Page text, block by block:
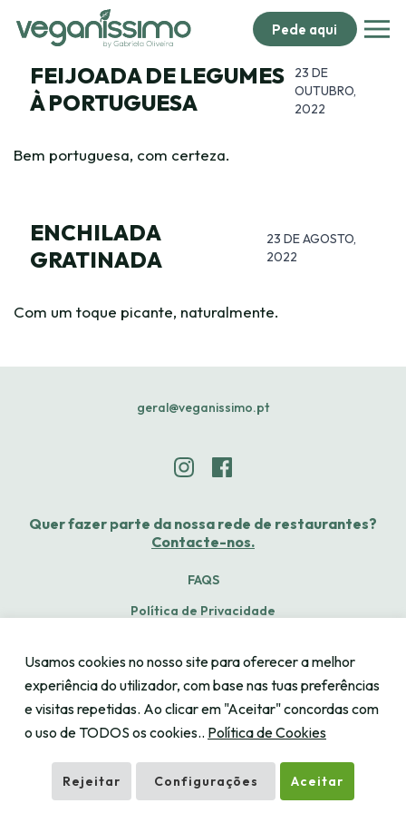
Pede aqui
FEIJOADA DE LEGUMES
À PORTUGUESA
23 DE
OUTUBRO,
2022
Bem portuguesa, com certeza.
ENCHILADA
GRATINADA
23 DE AGOSTO,
2022
Com um toque picante, naturalmente.
geral@veganissimo.pt
Quer fazer parte da nossa rede de restaurantes?
Contacte-nos.
FAQS
Política de Privacidade
Livro de Reclamações
© 2026 by Veganissímo
Usamos cookies no nosso site para oferecer a melhor
experiência do utilizador, com base nas tuas preferências
e visitas repetidas. Ao clicar em "Aceitar" concordas com
o uso de TODOS os cookies.. Política de Cookies
Rejeitar Configurações Aceitar